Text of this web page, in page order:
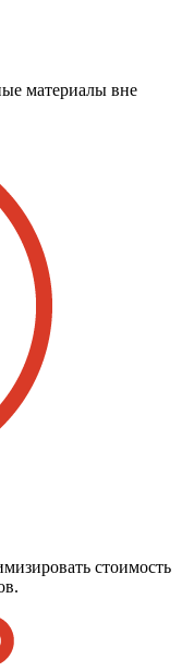
материалы вне
стоимость